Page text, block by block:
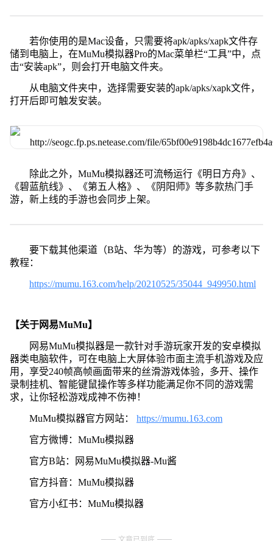
若你使用的是Mac设备，只需要将apk/apks/xapk文件存
储到电脑上，在MuMu模拟器Pro的Mac菜单栏“工具”中，点
击“安装apk”，则会打开电脑文件夹。
从电脑文件夹中，选择需要安装的apk/apks/xapk文件，
打开后即可触发安装。
除此之外，MuMu模拟器还可流畅运行《明日方舟》、
《碧蓝航线》、《第五人格》、《阴阳师》等多款热门手
游，新上线的手游也会同步上架。
要下载其他渠道（B站、华为等）的游戏，可参考以下
教程：
https://mumu.163.com/help/20210525/35044_949950.html
【关于网易MuMu】
网易MuMu模拟器是一款针对手游玩家开发的安卓模拟
器类电脑软件，可在电脑上大屏体验市面主流手机游戏及应
用，享受240帧高帧画面带来的丝滑游戏体验，多开、操作
录制挂机、智能键鼠操作等多样功能满足你不同的游戏需
求，让你轻松游戏成神不伤神！
MuMu模拟器官方网站： https://mumu.163.com
官方微博：MuMu模拟器
官方B站：网易MuMu模拟器-Mu酱
官方抖音：MuMu模拟器
官方小红书：MuMu模拟器